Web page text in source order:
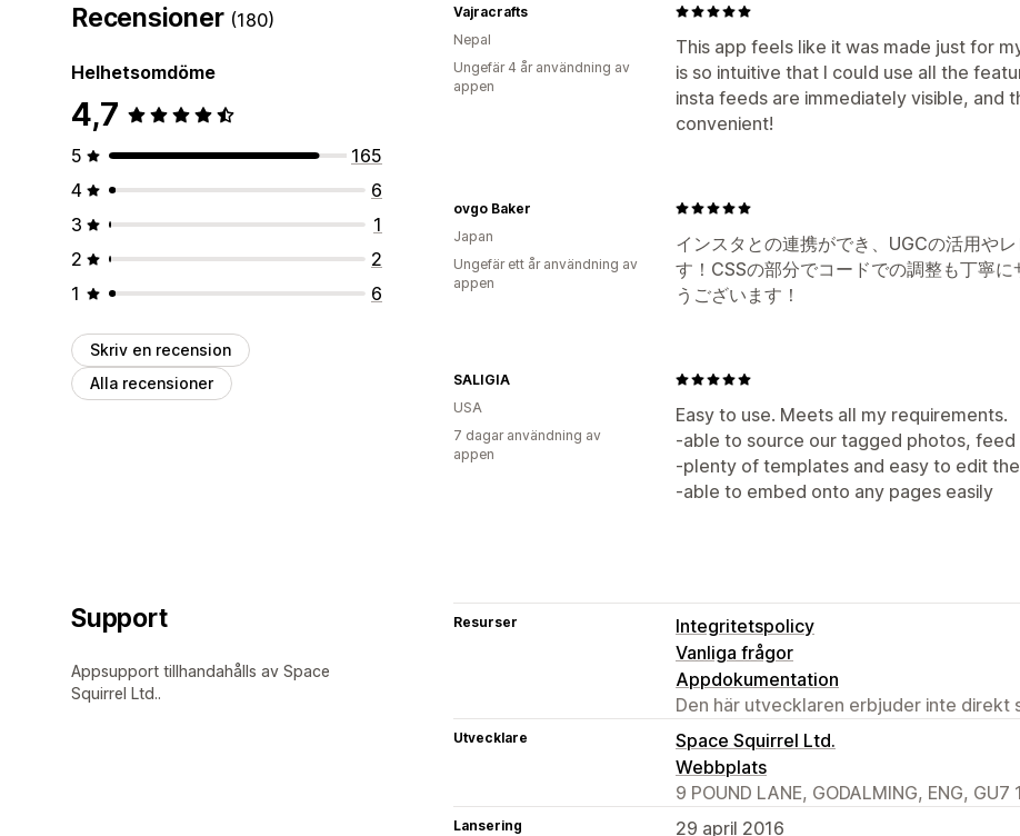
Recensioner (180)
Helhetsomdöme
4,7
5
165
4
6
3
1
2
2
1
6
Skriv en recension
Alla recensioner
This app feels like it was made just for
is so intuitive that I could use all the
insta feeds are immediately visible, and
convenient!
Vajracrafts
Nepal
Ungefär 4 år användning av
appen
インスタとの連携ができ、UGCの活用や
す！CSSの部分でコードでの調整も丁寧
うございます！
ovgo Baker
Japan
Ungefär ett år användning av
appen
Easy to use. Meets all my requirements.
-able to source our tagged photos, feed
-plenty of templates and easy to edit
-able to embed onto any pages easily
SALIGIA
USA
7 dagar användning av
appen
Support
Appsupport tillhandahålls av Space
Squirrel Ltd..
Resurser
Integritetspolicy
Vanliga frågor
Appdokumentation
Den här utvecklaren erbjuder inte direkt
Utvecklare
Space Squirrel Ltd.
Webbplats
9 POUND LANE, GODALMING, ENG, GU7
Lansering 29 april 2016